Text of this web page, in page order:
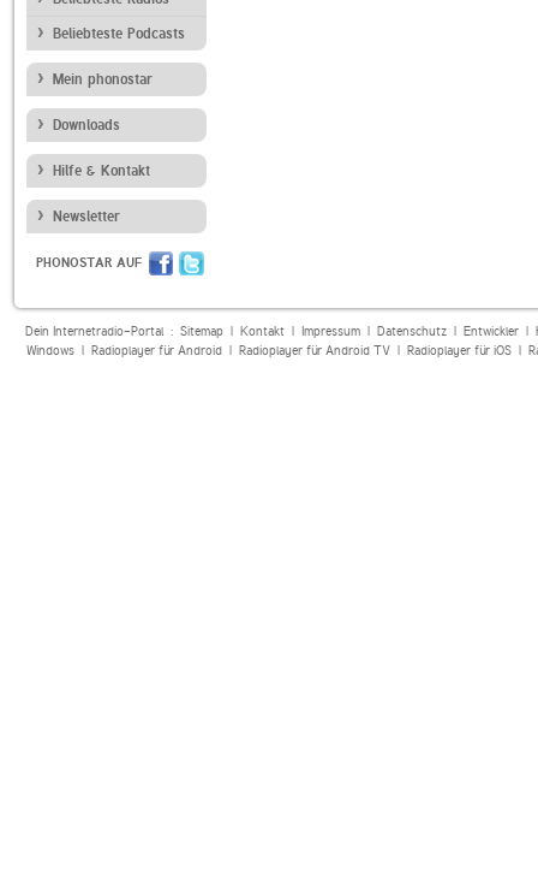
Beliebteste Podcasts
Mein phonostar
Downloads
Hilfe & Kontakt
Newsletter
PHONOSTAR AUF
Dein Internetradio-Portal : Sitemap| Kontakt| Impressum| Datenschutz| Entwickler|
Windows| Radioplayer für Android| Radioplayer für Android TV| Radioplayer für iOS|